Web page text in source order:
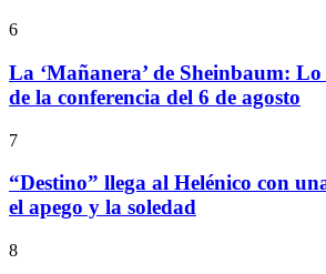
6
La ‘Mañanera’ de Sheinbaum:
de la conferencia del 6 de agosto
7
“Destino” llega al Helénico con
el apego y la soledad
8